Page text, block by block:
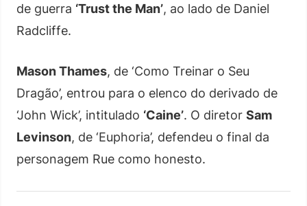
de guerra ‘Trust the Man’, ao lado de Daniel
Radcliffe.
Mason Thames, de ‘Como Treinar o Seu
Dragão’, entrou para o elenco do derivado de
‘John Wick’, intitulado ‘Caine’. O diretor Sam
Levinson, de ‘Euphoria’, defendeu o final da
personagem Rue como honesto.